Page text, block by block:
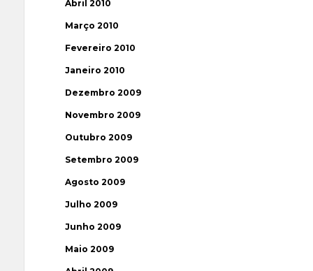
Abril 2010
Março 2010
Fevereiro 2010
Janeiro 2010
Dezembro 2009
Novembro 2009
Outubro 2009
Setembro 2009
Agosto 2009
Julho 2009
Junho 2009
Maio 2009